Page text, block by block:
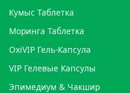
Кумыс Таблетка
Моринга Таблетка
OxiVIP Гель-Капсула
VIP Гелевые Капсулы
Эпимедиум & Чакшир